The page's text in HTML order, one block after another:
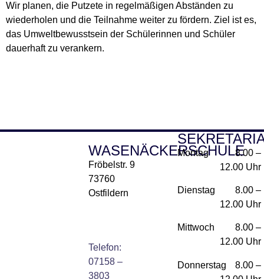
Wir planen, die Putzete in regelmäßigen Abständen zu
wiederholen und die Teilnahme weiter zu fördern. Ziel ist es,
das Umweltbewusstsein der Schülerinnen und Schüler
dauerhaft zu verankern.
WASENÄCKERSCHULE
Fröbelstr. 9
73760
Ostfildern
Telefon:
07158 –
3803
Montag
8.00 –
12.00 Uhr
Dienstag
8.00 –
12.00 Uhr
Mittwoch
8.00 –
12.00 Uhr
Donnerstag
8.00 –